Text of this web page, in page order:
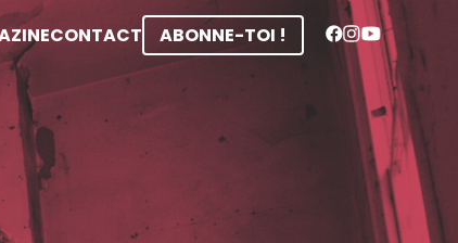
CONTACT ABONNE-TOI !